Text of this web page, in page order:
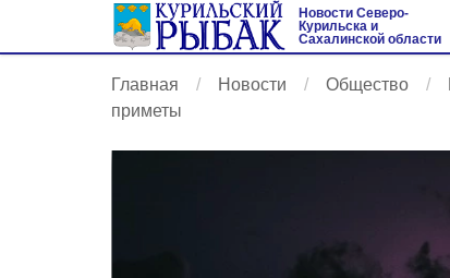
Новости Северо-
Курильска и
Сахалинской области
Главная Новости Общество
приметы